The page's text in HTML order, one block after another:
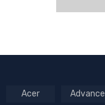
Acer Advance